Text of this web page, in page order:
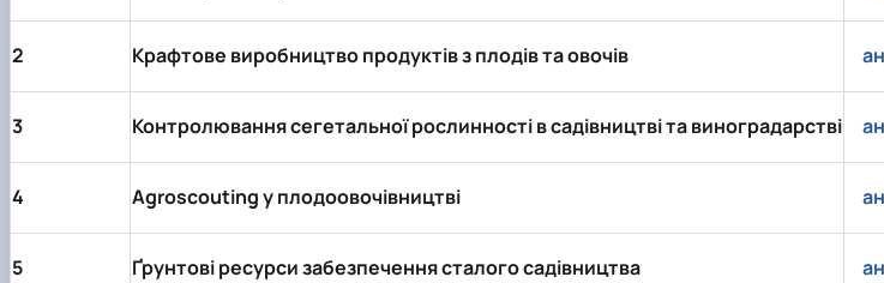
2 Крафтове виробництво продуктів з плодів та овочів
3 Контролювання сегетальної рослинності в садівництві та виноградарстві
4 Agroscouting у плодоовочівництві
5 Ґрунтові ресурси забезпечення сталого садівництва